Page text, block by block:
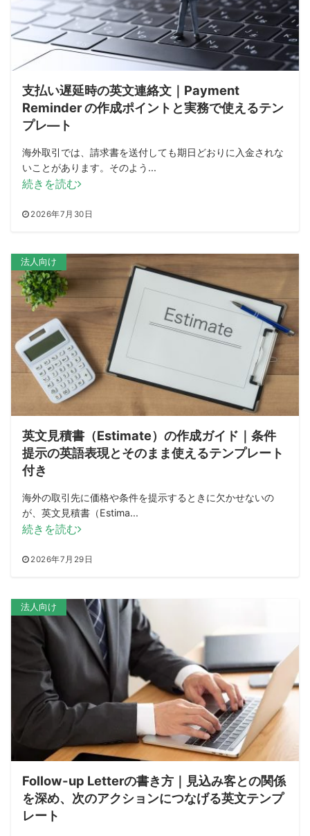
支払い遅延時の英文連絡文｜Payment
Reminder の作成ポイントと実務で使えるテン
プレ―ト
海外取引では、請求書を送付しても期日どおりに入金されな
いことがあります。そのよう...
2026年7月30日
続きを読む
法人向け
英文見積書（Estimate）の作成ガイド｜条件
提示の英語表現とそのまま使えるテンプレート
付き
海外の取引先に価格や条件を提示するときに欠かせないの
が、英文見積書（Estima...
2026年7月29日
続きを読む
法人向け
Follow-up Letterの書き方｜見込み客との関係
を深め、次のアクションにつなげる英文テンプ
レート